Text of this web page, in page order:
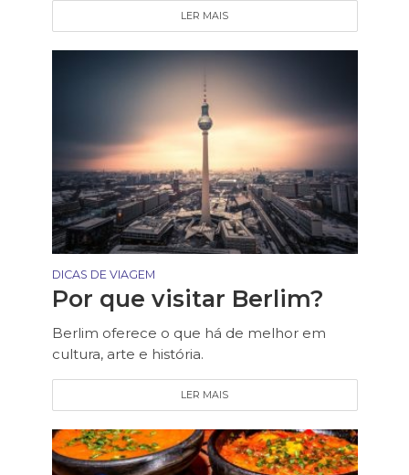
LER MAIS
DICAS DE VIAGEM
Por que visitar Berlim?
Berlim oferece o que há de melhor em
cultura, arte e história.
LER MAIS